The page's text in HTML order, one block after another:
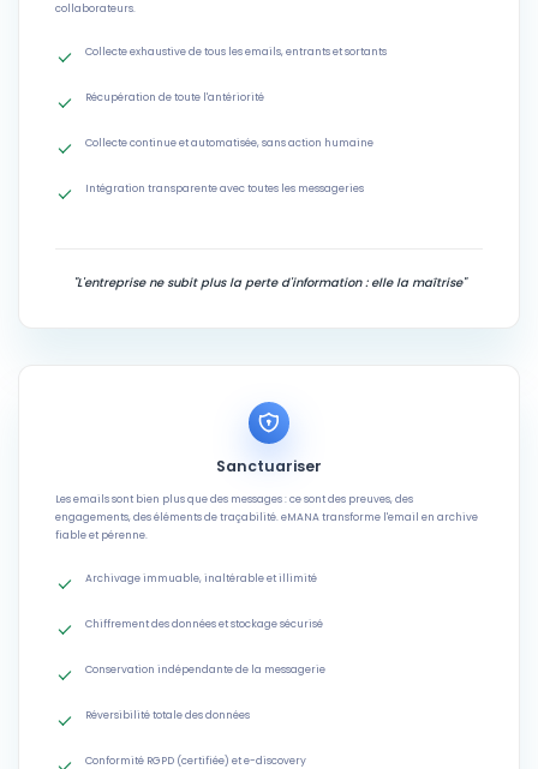
collaborateurs.
Collecte exhaustive de tous les emails, entrants et sortants
Récupération de toute l'antériorité
Collecte continue et automatisée, sans action humaine
Intégration transparente avec toutes les messageries
"L'entreprise ne subit plus la perte d'information : elle la maîtrise"
Sanctuariser
Les emails sont bien plus que des messages : ce sont des preuves, des
engagements, des éléments de traçabilité. eMANA transforme l'email en archive
fiable et pérenne.
Archivage immuable, inaltérable et illimité
Chiffrement des données et stockage sécurisé
Conservation indépendante de la messagerie
Réversibilité totale des données
Conformité RGPD (certifiée) et e-discovery